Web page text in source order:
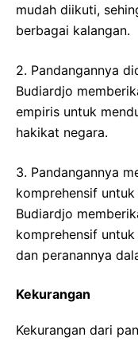
mudah diikuti,
berbagai kalangan.
2. Pandangannya
Budiardjo
empiris untuk
hakikat negara.
3. Pandangannya
komprehensif
Budiardjo
komprehensif
dan peranannya
Kekurangan
Kekurangan dari